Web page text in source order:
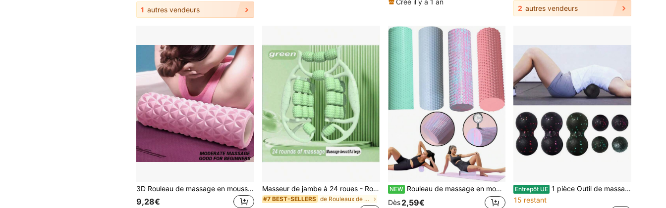
1 autres vendeurs
Créé il y a 1 an
2 autres vendeurs
3D Rouleau de massage en mousse EVA diamant, pilier de yoga creux, équipement de fitness. Convient pour la thérapie musculaire et la récupération sportive
9,28€
Masseur de jambe à 24 roues - Rouleau double rangée large à 10 roues, double massage, outil de minceur des jambes à rouleau - Anneau de serrage grand relaxeur de muscle du mollet - Masseur de jambe à rouleau, accessoires d'exercice de yoga, rouleau relaxant pour les cuisses, anneau de serrage de jambe, relaxeur de muscle à masse, outil d'étirement musculaire, relaxation musculaire
#7 BEST-SELLERS de Rouleaux de yoga
NEW Rouleau de massage en mousse de haute densité, masseur de relaxation musculaire, rouleau de massage de yoga, rouleau de mousse d'exercice, rouleau texturé, convient aux hommes et aux femmes, entraînement de relaxation musculaire et de flexibilité pour le yoga et le pilates, accessoires de yoga
Dès 2,59€
Entrepôt UE 1 pièce Outil de massage des points gâchettes de fitness, bâton de massage style balle de tennis à double manche long avec protubérances, massage des tissus mous profonds, relaxation des muscles de la taille, du dos, de la colonne vertébrale et des épaules ; kit de rouleau de massage en mousse à double usage pour la maison et les voyages, ensemble de massage à contact dur en EPP, assemblage de rouleau de yoga en mousse, rouleau de fascia mi-dur, soulager les douleurs aux mollets, libération musculaire profonde
15 restant